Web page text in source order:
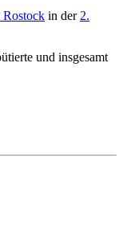
Rostock in der 2.
und insgesamt